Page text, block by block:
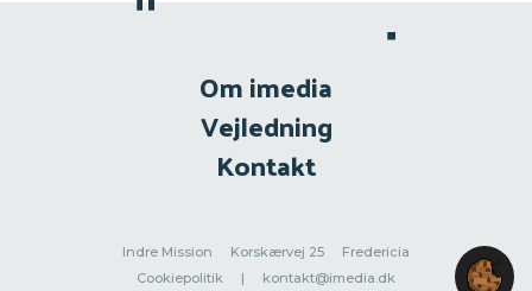
Om imedia
Vejledning
Kontakt
Indre Mission Korskærvej 25
Fredericia
Cookiepolitik
| kontakt@imedia.dk